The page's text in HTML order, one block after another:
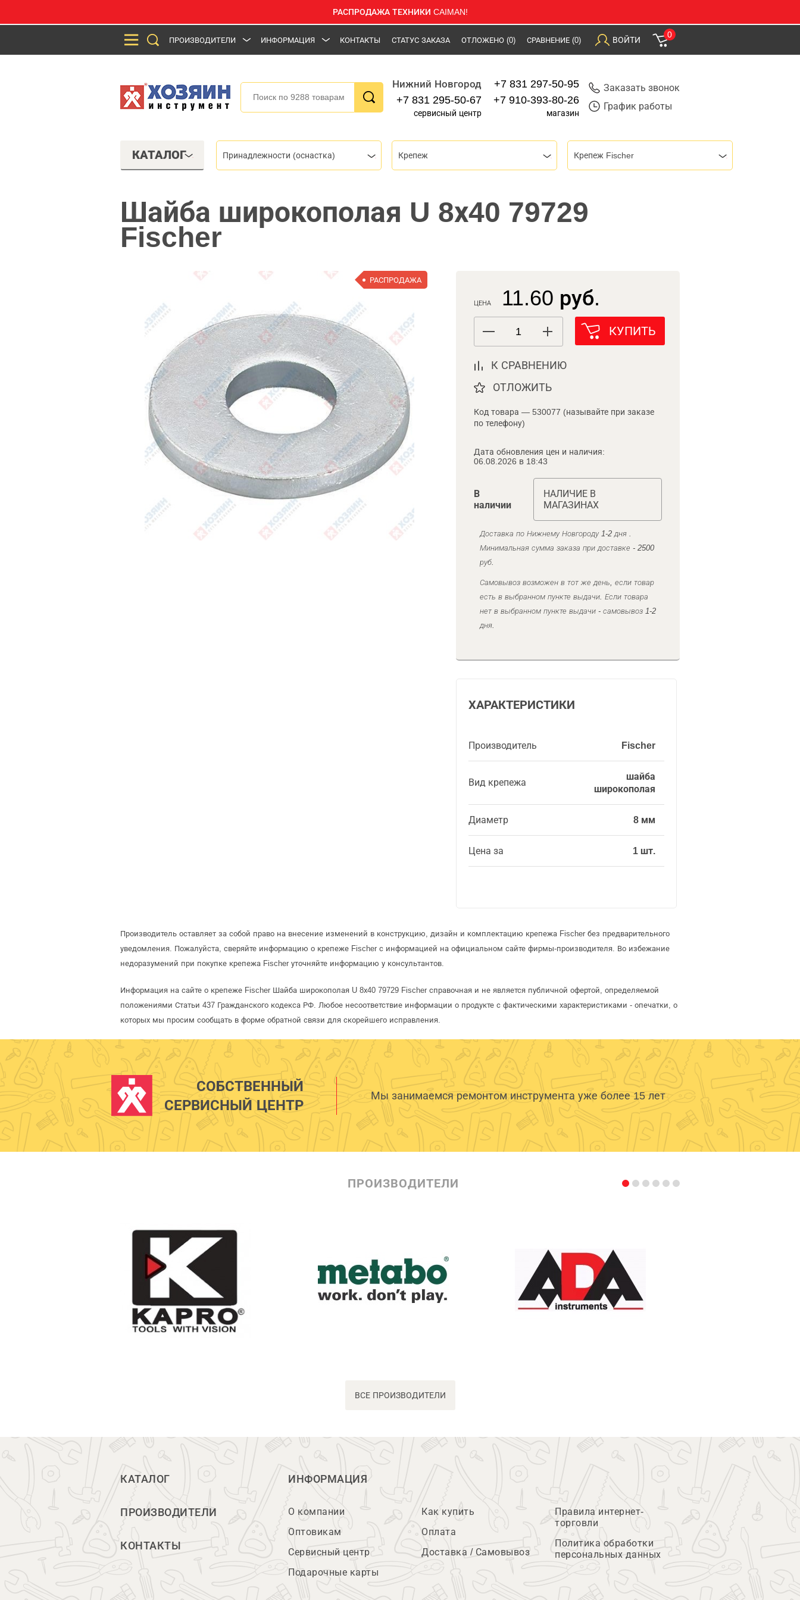
РАСПРОДАЖА ТЕХНИКИ CAIMAN!
ПРОИЗВОДИТЕЛИ ИНФОРМАЦИЯ КОНТАКТЫ СТАТУС ЗАКАЗА ОТЛОЖЕНО (0) СРАВНЕНИЕ (0) ВОЙТИ
0
Нижний Новгород
+7 831 295-50-67
сервисный центр
+7 831 297-50-95
+7 910-393-80-26
магазин
Заказать звонок
График работы
КАТАЛОГ Принадлежности (оснастка) Крепеж Крепеж Fischer
Шайба широкополая U 8х40 79729
Fischer
РАСПРОДАЖА
ЦЕНА 11.60 руб.
КУПИТЬ
К СРАВНЕНИЮ
ОТЛОЖИТЬ
Код товара — 530077 (называйте при заказе
по телефону)
Дата обновления цен и наличия:
06.08.2026 в 18:43
В
наличии
НАЛИЧИЕ В
МАГАЗИНАХ
Доставка по Нижнему Новгороду 1-2 дня .
Минимальная сумма заказа при доставке - 2500
руб.
Самовывоз возможен в тот же день, если товар
есть в выбранном пункте выдачи. Если товара
нет в выбранном пункте выдачи - самовывоз 1-2
дня.
ХАРАКТЕРИСТИКИ
Производитель Fischer
Вид крепежа
шайба
широкополая
Диаметр 8 мм
Цена за 1 шт.
Производитель оставляет за собой право на внесение изменений в конструкцию, дизайн и комплектацию крепежа Fischer без предварительного
уведомления. Пожалуйста, сверяйте информацию о крепеже Fischer с информацией на официальном сайте фирмы-производителя. Во избежание
недоразумений при покупке крепежа Fischer уточняйте информацию у консультантов.
Информация на сайте о крепеже Fischer Шайба широкополая U 8х40 79729 Fischer справочная и не является публичной офертой, определяемой
положениями Статьи 437 Гражданского кодекса РФ. Любое несоответствие информации о продукте с фактическими характеристиками - опечатки, о
которых мы просим сообщать в форме обратной связи для скорейшего исправления.
СОБСТВЕННЫЙ
СЕРВИСНЫЙ ЦЕНТР
Мы занимаемся ремонтом инструмента уже более 15 лет
ПРОИЗВОДИТЕЛИ
ВСЕ ПРОИЗВОДИТЕЛИ
КАТАЛОГ
ПРОИЗВОДИТЕЛИ
КОНТАКТЫ
ИНФОРМАЦИЯ
О компании
Оптовикам
Сервисный центр
Подарочные карты
Как купить
Оплата
Доставка / Самовывоз
Правила интернет-
торговли
Политика обработки
персональных данных